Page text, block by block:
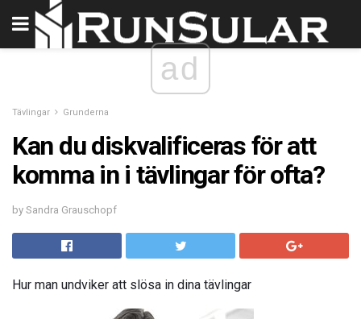
ad
Tävlingar Grunderna
Kan du diskvalificeras för att
komma in i tävlingar för ofta?
by Sandra Grauschopf
Hur man undviker att slösa in dina tävlingar